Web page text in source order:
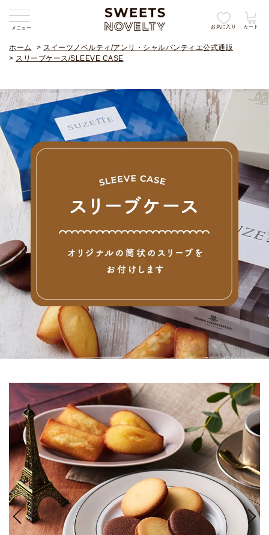
メニュー お気に入り カート
ホーム > スイーツノベルティ/アンリ・シャルパンティエ公式通販
> スリーブケース/SLEEVE CASE